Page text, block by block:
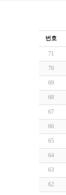
번호
71
70
69
68
67
66
65
64
63
62